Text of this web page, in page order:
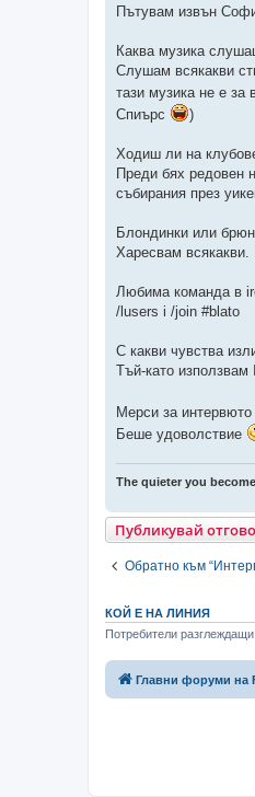
Пътувам извън
Каква музика
Слушам всякакви
тази музика не е за
Спиърс
)
Ходиш ли на
Преди бях редовен
събирания през
Блондинки или
Харесвам
Любима команда в
/lusers i /join #blato
С какви чувства
Тъй-като използвам
Мерси за
Беше удоволствие
The quieter you
Публикувай
Обратно към
КОЙ Е НА ЛИНИЯ
Потребители
Главни форуми на